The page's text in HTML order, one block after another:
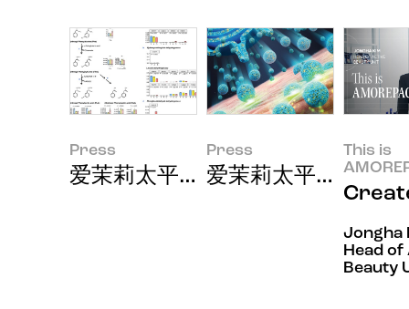
Press
爱茉莉太平洋发现基于微生物组的
Press
爱茉莉太平洋成功
This is
Jongha
Head
Beauty